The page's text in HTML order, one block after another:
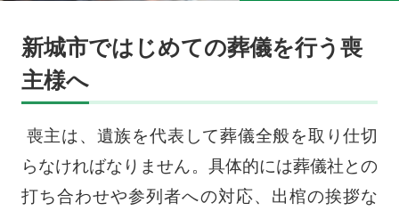
新城市ではじめての葬儀を行う喪
主様へ
喪主は、遺族を代表して葬儀全般を取り仕切
らなければなりません。具体的には葬儀社との
打ち合わせや参列者への対応、出棺の挨拶な